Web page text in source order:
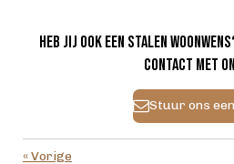
Heb jij ook een stalen
contact met
Stuur ons
«Vorige